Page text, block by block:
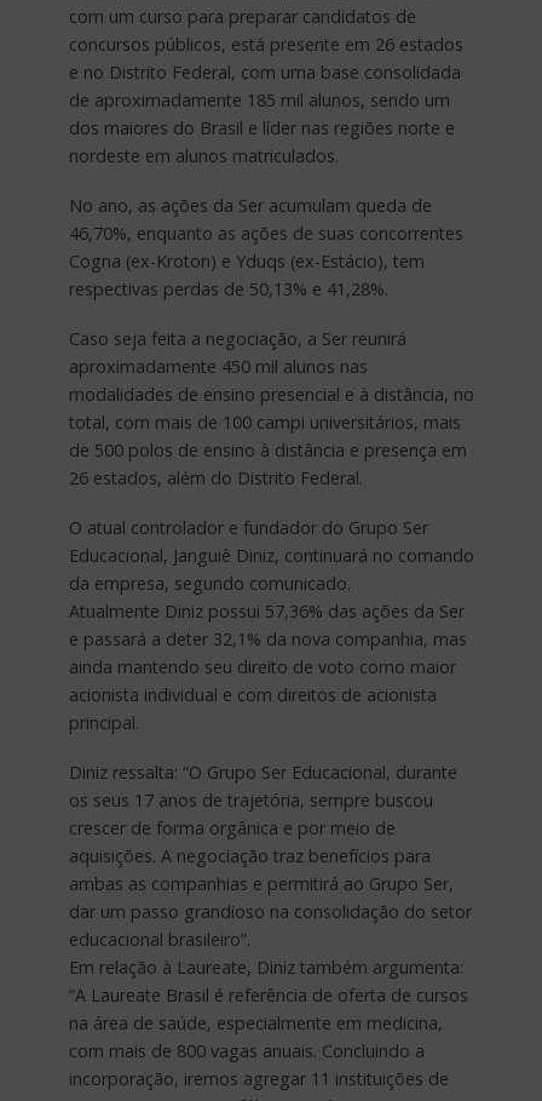
com um curso para preparar candidatos de
concursos públicos, está presente em 26 estados
e no Distrito Federal, com uma base consolidada
de aproximadamente 185 mil alunos, sendo um
dos maiores do Brasil e líder nas regiões norte e
nordeste em alunos matriculados.
No ano, as ações da Ser acumulam queda de
46,70%, enquanto as ações de suas concorrentes
Cogna (ex-Kroton) e Yduqs (ex-Estácio), tem
respectivas perdas de 50,13% e 41,28%.
Caso seja feita a negociação, a Ser reunirá
aproximadamente 450 mil alunos nas
modalidades de ensino presencial e à distância, no
total, com mais de 100 campi universitários, mais
de 500 polos de ensino à distância e presença em
26 estados, além do Distrito Federal.
O atual controlador e fundador do Grupo Ser
Educacional, Janguiê Diniz, continuará no comando
da empresa, segundo comunicado.
Atualmente Diniz possui 57,36% das ações da Ser
e passará a deter 32,1% da nova companhia, mas
ainda mantendo seu direito de voto como maior
acionista individual e com direitos de acionista
principal.
Diniz ressalta: “O Grupo Ser Educacional, durante
os seus 17 anos de trajetória, sempre buscou
crescer de forma orgânica e por meio de
aquisições. A negociação traz benefícios para
ambas as companhias e permitirá ao Grupo Ser,
dar um passo grandioso na consolidação do setor
educacional brasileiro”.
Em relação à Laureate, Diniz também argumenta:
“A Laureate Brasil é referência de oferta de cursos
na área de saúde, especialmente em medicina,
com mais de 800 vagas anuais. Concluindo a
incorporação, iremos agregar 11 instituições de